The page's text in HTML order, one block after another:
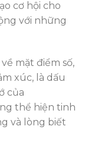
cơ hội cho
với những
mặt điểm số,
xúc, là dấu
của
thể hiện tinh
và lòng biết